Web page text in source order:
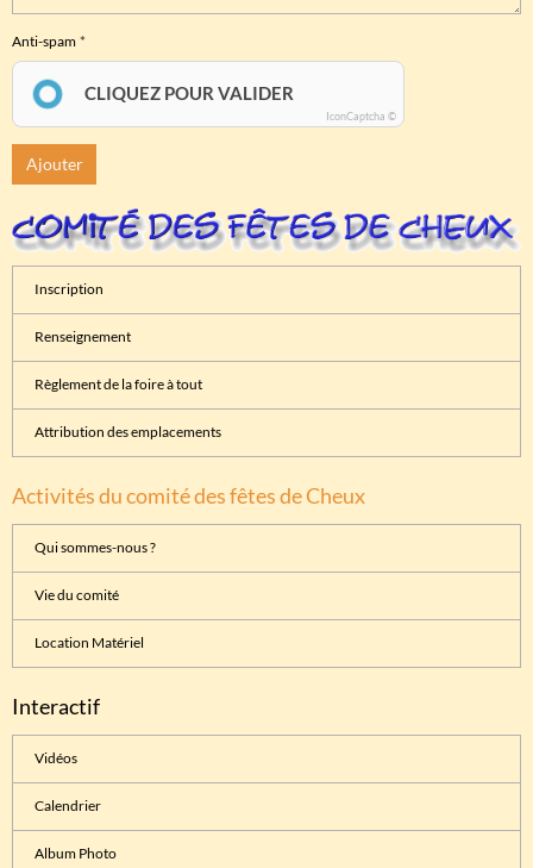
Anti-spam
CLIQUEZ POUR VALIDER
IconCaptcha ©
Ajouter
Inscription
Renseignement
Règlement de la foire à tout
Attribution des emplacements
Activités du comité des fêtes de Cheux
Qui sommes-nous ?
Vie du comité
Location Matériel
Interactif
Vidéos
Calendrier
Album Photo